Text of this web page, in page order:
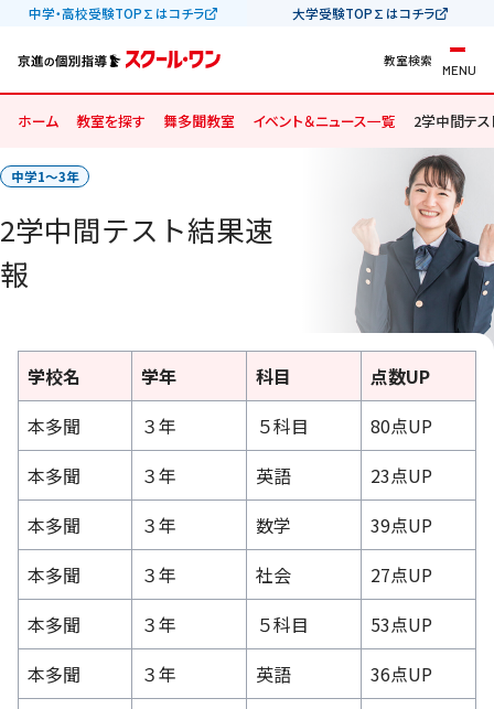
中学・高校受験TOP∑はコチラ 大学受験TOP∑はコチラ
教室検索
MENU
ホーム 教室を探す 舞多聞教室 イベント＆ニュース一覧 2学中間テ
中学1〜3年
2学中間テスト結果速
報
学校名 学年 科目
点数UP
本多聞
３年 ５科目
80点UP
本多聞
３年 英語
23点UP
本多聞
３年 数学
39点UP
本多聞
３年 社会
27点UP
本多聞
３年 ５科目
53点UP
本多聞
３年 英語
36点UP